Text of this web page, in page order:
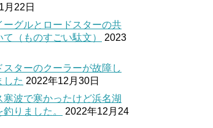
月22日
ーグルとロードスターの共
（ものすごい駄文）
2023
スターのクーラーが故障し
した 2022年12月30日
寒波で寒かったけど浜名湖
りました。
2022年12月24